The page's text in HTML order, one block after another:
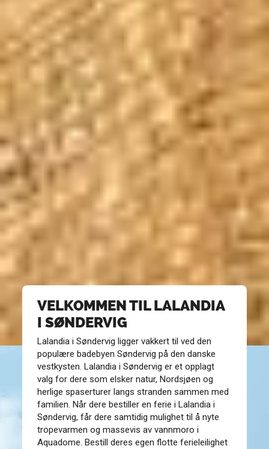
VELKOMMEN TIL LALANDIA
I SØNDERVIG
Lalandia i Søndervig ligger vakkert til ved den
populære badebyen Søndervig på den danske
vestkysten. Lalandia i Søndervig er et opplagt
valg for dere som elsker natur, Nordsjøen og
herlige spaserturer langs stranden sammen med
familien. Når dere bestiller en ferie i Lalandia i
Søndervig, får dere samtidig mulighet til å nyte
tropevarmen og massevis av vannmoro i
Aquadome. Bestill deres egen flotte ferieleilighet